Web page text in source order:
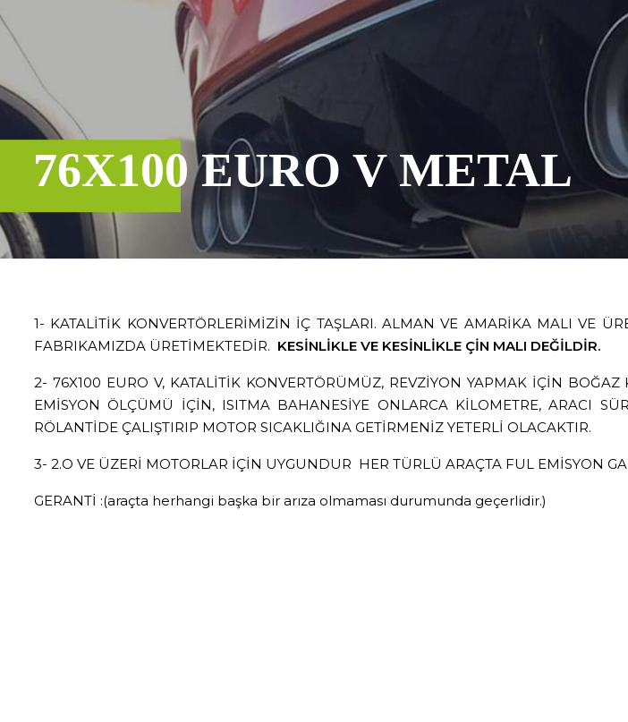
76X100 EURO V METAL
1- KATALİTİK KONVERTÖRLERİMİZİN İÇ TAŞLARI. ALMAN VE AMARİKA MALI VE
FABRIKAMIZDA ÜRETİMEKTEDİR. KESİNLİKLE VE KESİNLİKLE ÇİN MALI DEĞİLDİR.
2- 76X100 EURO V, KATALİTİK KONVERTÖRÜMÜZ, REVZİYON YAPMAK İÇİN
EMİSYON ÖLÇÜMÜ İÇİN, ISITMA BAHANESİYE ONLARCA KİLOMETRE, ARACI
RÖLANTİDE ÇALIŞTIRIP MOTOR SICAKLIĞINA GETİRMENİZ YETERLİ OLACAKTIR.
3- 2.O VE ÜZERİ MOTORLAR İÇİN UYGUNDUR HER TÜRLÜ ARAÇTA FUL EMİSYON
GERANTİ :(araçta herhangi başka bir arıza olmaması durumunda geçerlidir.)